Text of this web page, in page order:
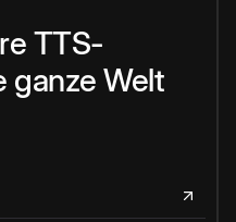
TTS-
ganze Welt